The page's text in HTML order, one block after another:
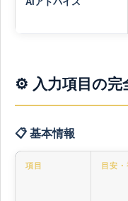
⚙️ 入力項目の完
📋 基本情報
項目 目安・